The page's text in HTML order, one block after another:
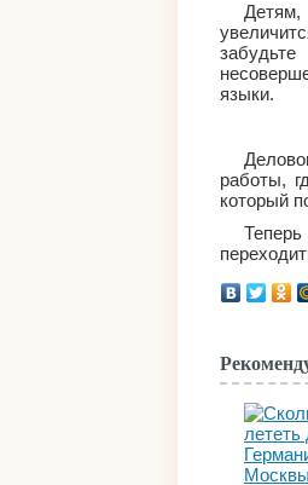
Детям,
языки.
работы,
который